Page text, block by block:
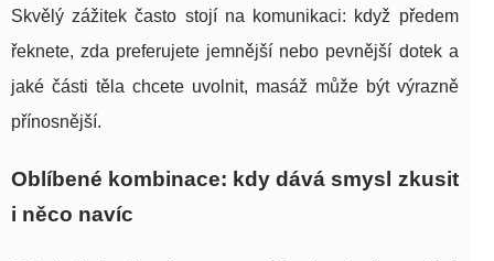
Skvělý zážitek často stojí na komunikaci: když předem
řeknete, zda preferujete jemnější nebo pevnější dotek a
jaké části těla chcete uvolnit, masáž může být výrazně
přínosnější.
Oblíbené kombinace: kdy dává smysl zkusit
i něco navíc